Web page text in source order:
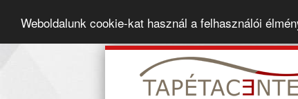
Weboldalunk cookie-kat használ a felhasználói